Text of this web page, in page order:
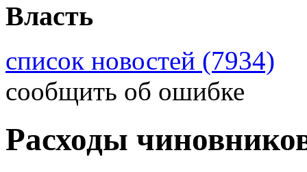
Власть
список новостей (7934)
сообщить об ошибке
Расходы